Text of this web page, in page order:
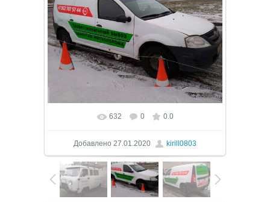
В реальном размере 800x536
632 0 0.0
Добавлено 27.01.2020 kirill0803